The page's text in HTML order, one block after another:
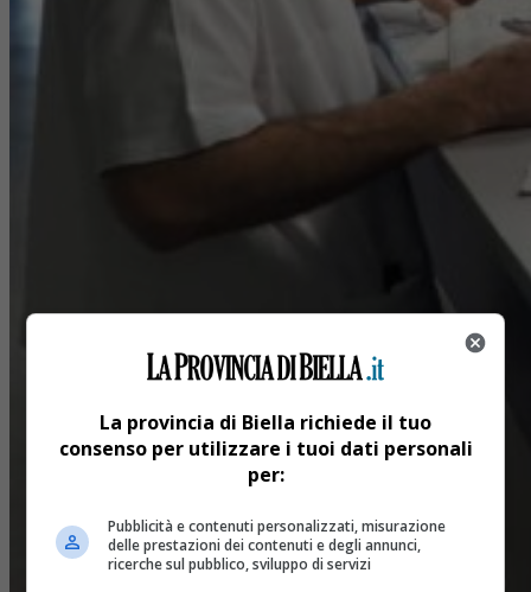
La provincia di Biella richiede il tuo
consenso per utilizzare i tuoi dati personali
per:
Pubblicità e contenuti personalizzati, misurazione
delle prestazioni dei contenuti e degli annunci,
ricerche sul pubblico, sviluppo di servizi